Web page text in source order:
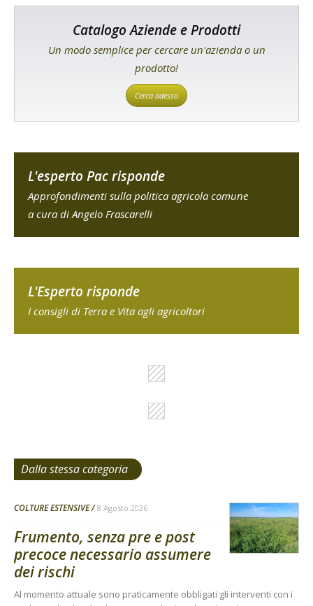
Catalogo Aziende e Prodotti
Un modo semplice per cercare un'azienda o un
prodotto!
Cerca adesso
L'esperto Pac risponde
Approfondimenti sulla politica agricola comune
a cura di Angelo Frascarelli
L'Esperto risponde
I consigli di Terra e Vita agli agricoltori
Dalla stessa categoria
COLTURE ESTENSIVE 8 Agosto 2026
Frumento, senza pre e post
precoce necessario assumere
dei rischi
Al momento attuale sono praticamente obbligati gli interventi con i